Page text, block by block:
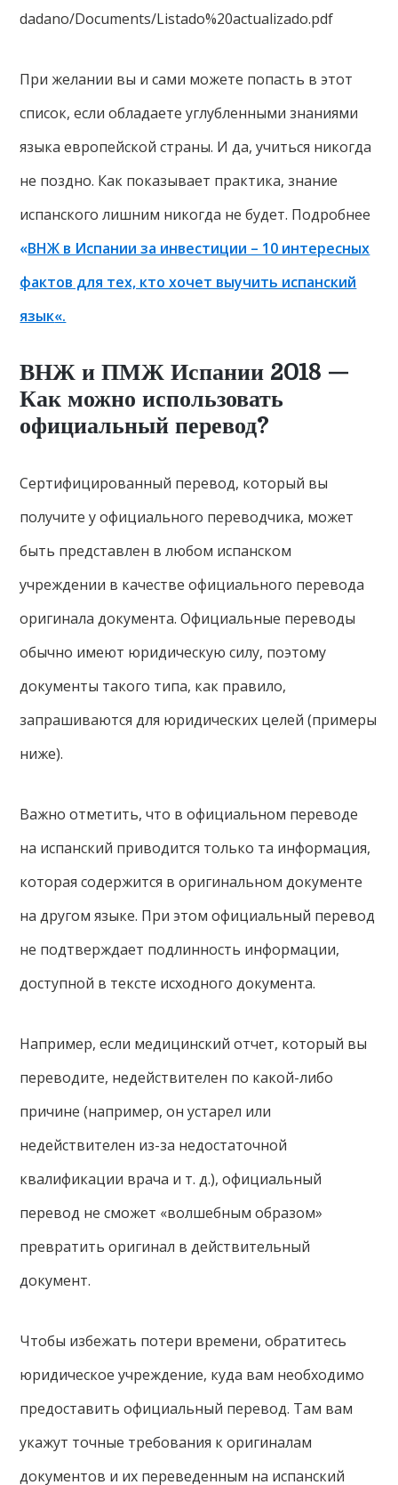
dadano/Documents/Listado%20actualizado.pdf
При желании вы и сами можете попасть в этот
список, если обладаете углубленными знаниями
языка европейской страны. И да, учиться никогда
не поздно. Как показывает практика, знание
испанского лишним никогда не будет. Подробнее
«ВНЖ в Испании за инвестиции – 10 интересных
фактов для тех, кто хочет выучить испанский
язык«.
ВНЖ и ПМЖ Испании 2018 —
Как можно использовать
официальный перевод?
Сертифицированный перевод, который вы
получите у официального переводчика, может
быть представлен в любом испанском
учреждении в качестве официального перевода
оригинала документа. Официальные переводы
обычно имеют юридическую силу, поэтому
документы такого типа, как правило,
запрашиваются для юридических целей (примеры
ниже).
Важно отметить, что в официальном переводе
на испанский приводится только та информация,
которая содержится в оригинальном документе
на другом языке. При этом официальный перевод
не подтверждает подлинность информации,
доступной в тексте исходного документа.
Например, если медицинский отчет, который вы
переводите, недействителен по какой-либо
причине (например, он устарел или
недействителен из-за недостаточной
квалификации врача и т. д.), официальный
перевод не сможет «волшебным образом»
превратить оригинал в действительный
документ.
Чтобы избежать потери времени, обратитесь
юридическое учреждение, куда вам необходимо
предоставить официальный перевод. Там вам
укажут точные требования к оригиналам
документов и их переведенным на испанский